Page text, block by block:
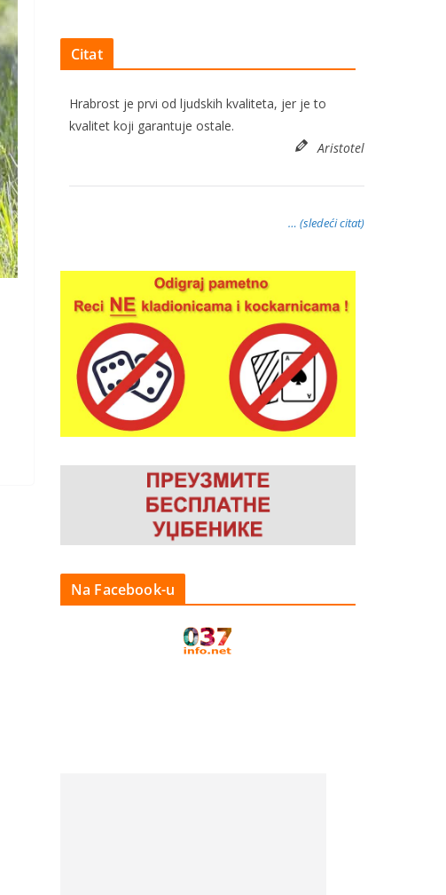
Citat
Hrabrost je prvi od ljudskih kvaliteta, jer je to
kvalitet koji garantuje ostale.
Aristotel
… (sledeći citat)
Na Facebook-u